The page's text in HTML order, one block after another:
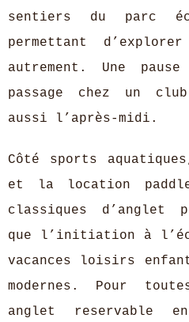
sentiers du parc
permettant
autrement. Une
passage chez un
aussi l’après-midi.
Côté sports
et la location
classiques d’anglet
que l’initiation à
vacances loisirs
modernes. Pour
anglet reservable